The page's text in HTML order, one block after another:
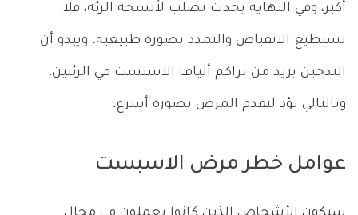
أكبر، وفي النهاية يحدث تصلب لأنسجة الرئة، فلا
تستطيع الانقباض والتمدد بصورة طبيعية. ويبدو أن
التدخين يزيد من تراكم ألياف الاسبست في الرئتين،
وبالتالي يؤد لتقدم المرض بصورة أسرع.
عوامل خطر مرض الاسبست